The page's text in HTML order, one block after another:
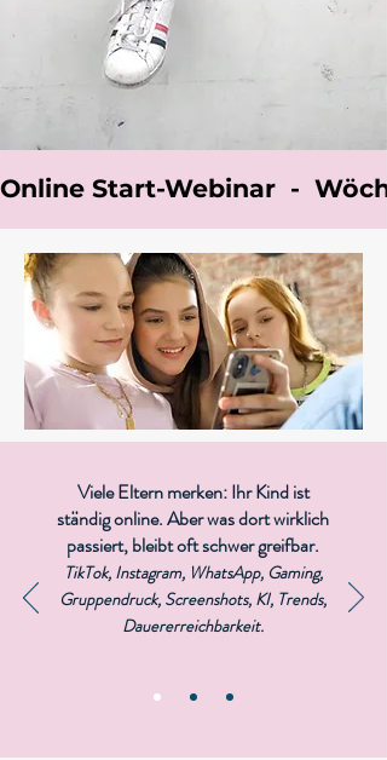
Online Start-Webinar  -
Viele Eltern merken: Ihr Kind ist
ständig online. Aber was dort wirklich
passiert, bleibt oft schwer greifbar.
TikTok, Instagram, WhatsApp, Gaming,
Gruppendruck, Screenshots, KI, Trends,
Dauererreichbarkeit.